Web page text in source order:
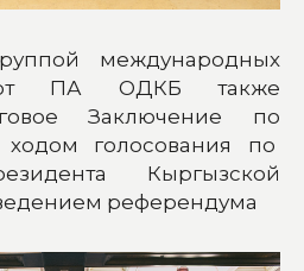
международных
от ПА ОДКБ также
Заключение по
голосования по
Кыргызской
референдума